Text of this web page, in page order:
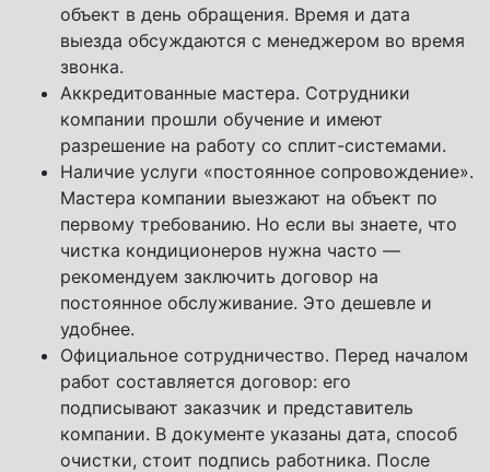
объект в день обращения. Время и дата
выезда обсуждаются с менеджером во время
звонка.
Аккредитованные мастера. Сотрудники
компании прошли обучение и имеют
разрешение на работу со сплит-системами.
Наличие услуги «постоянное сопровождение».
Мастера компании выезжают на объект по
первому требованию. Но если вы знаете, что
чистка кондиционеров нужна часто —
рекомендуем заключить договор на
постоянное обслуживание. Это дешевле и
удобнее.
Официальное сотрудничество. Перед началом
работ составляется договор: его
подписывают заказчик и представитель
компании. В документе указаны дата, способ
очистки, стоит подпись работника. После